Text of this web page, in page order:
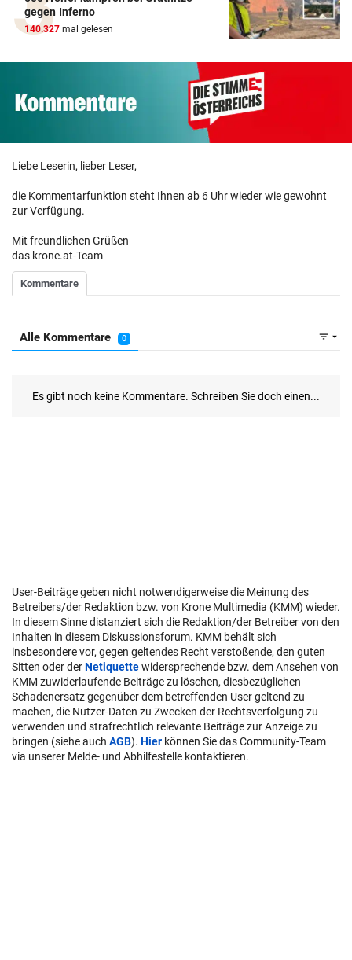
gegen Inferno
140.327 mal gelesen
Liebe Leserin, lieber Leser,
die Kommentarfunktion steht Ihnen ab 6 Uhr wieder wie gewohnt
zur Verfügung.
Mit freundlichen Grüßen
das krone.at-Team
User-Beiträge geben nicht notwendigerweise die Meinung des
Betreibers/der Redaktion bzw. von Krone Multimedia (KMM) wieder.
In diesem Sinne distanziert sich die Redaktion/der Betreiber von den
Inhalten in diesem Diskussionsforum. KMM behält sich
insbesondere vor, gegen geltendes Recht verstoßende, den guten
Sitten oder derNetiquettewidersprechende bzw. dem Ansehen von
KMM zuwiderlaufende Beiträge zu löschen, diesbezüglichen
Schadenersatz gegenüber dem betreffenden User geltend zu
machen, die Nutzer-Daten zu Zwecken der Rechtsverfolgung zu
verwenden und strafrechtlich relevante Beiträge zur Anzeige zu
bringen (siehe auch AGB). Hier können Sie das Community-Team
via unserer Melde- und Abhilfestelle kontaktieren.